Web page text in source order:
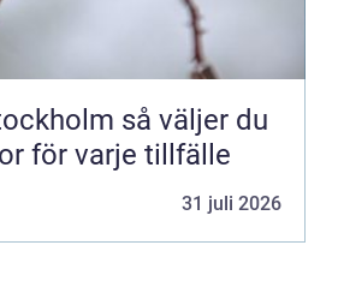
så väljer du
för varje tillfälle
31 juli 2026